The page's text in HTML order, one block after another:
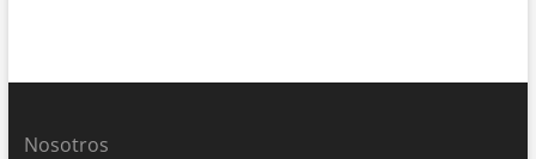
Nosotros